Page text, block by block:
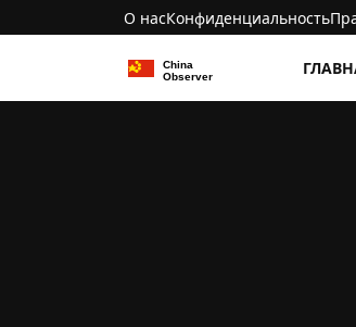
О насКонфиденциальность